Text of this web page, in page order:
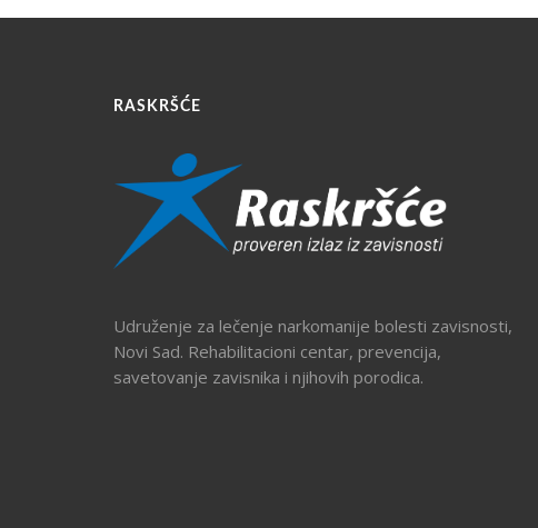
RASKRŠĆE
Udruženje za lečenje narkomanije bolesti zavisnosti,
Novi Sad. Rehabilitacioni centar, prevencija,
savetovanje zavisnika i njihovih porodica.